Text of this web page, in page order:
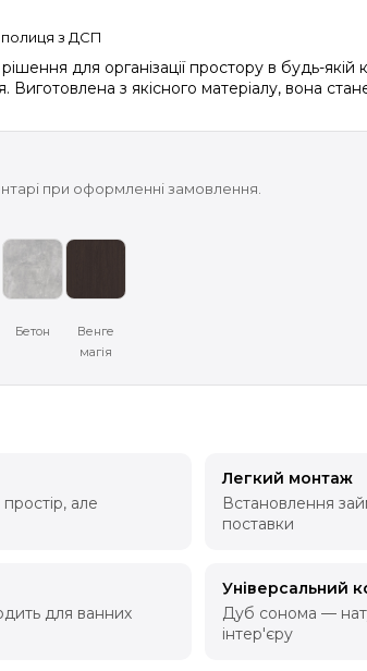
з ДСП
для організації простору в будь-якій
Виготовлена з якісного матеріалу, вона
при оформленні замовлення.
Бетон
Венге
магія
але
Легкий монтаж
Встановлення
поставки
для ванних
Універсальний
Дуб сонома —
інтер'єру